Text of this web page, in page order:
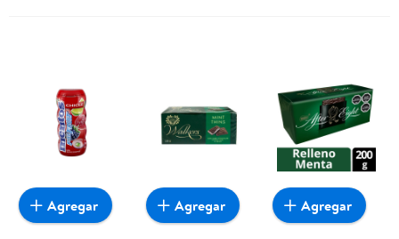
Agregar Agregar Agregar